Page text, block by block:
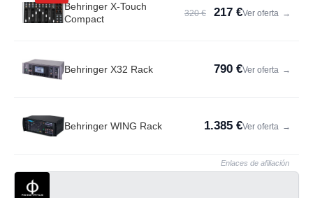
Behringer X-Touch
Compact
320 € 217 €Ver oferta →
Behringer X32 Rack 790 €Ver oferta →
Behringer WING Rack 1.385 €Ver oferta →
Enlaces de afiliación